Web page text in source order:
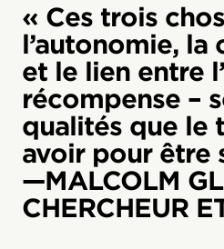
« Ces trois
l’autonomie, la
et le lien entre
récompense –
qualités que le
avoir pour être
—MALCOLM
CHERCHEUR